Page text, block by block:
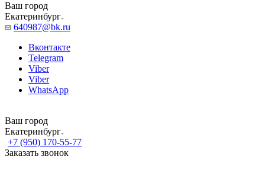
Ваш город
Екатеринбург
640987@bk.ru
Вконтакте
Telegram
Viber
Viber
WhatsApp
Ваш город
Екатеринбург
+7 (950) 170-55-77
Заказать звонок